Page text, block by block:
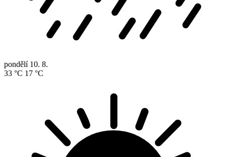
pondělí 10. 8.
33 °C 17 °C